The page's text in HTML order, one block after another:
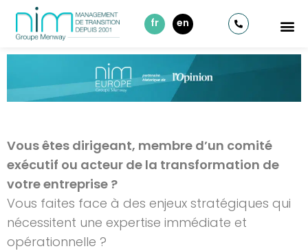
fr en
Vous êtes dirigeant, membre d’un comité
exécutif ou acteur de la transformation de
votre entreprise ?
Vous faites face à des enjeux stratégiques qui
nécessitent une expertise immédiate et
opérationnelle ?